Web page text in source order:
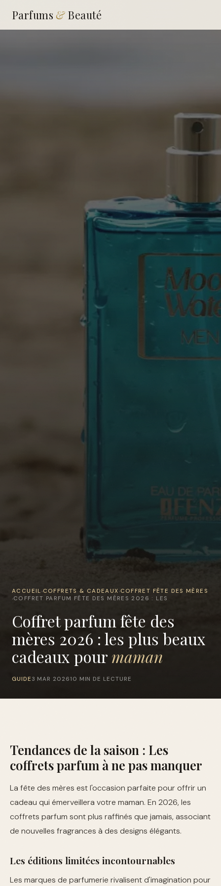
Parfums &Beauté
ACCUEIL ›COFFRETS & CADEAUX ›COFFRET FÊTE DES MÈRES
›COFFRET PARFUM FÊTE DES MÈRES 2026 : LES
Coffret parfum fête des
mères 2026 : les plus beaux
cadeaux pour maman
GUIDE 3 MAR 202610 MIN DE LECTURE
Tendances de la saison : Les
coffrets parfum à ne pas manquer
La fête des mères est l'occasion parfaite pour offrir un
cadeau qui émerveillera votre maman. En 2026, les
coffrets parfum sont plus raffinés que jamais, associant
de nouvelles fragrances à des designs élégants.
Les éditions limitées incontournables
Les marques de parfumerie rivalisent d'imagination pour